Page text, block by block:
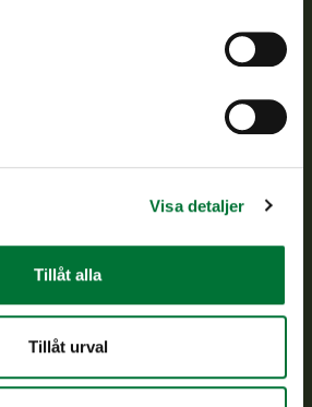
Visa detaljer
Tillåt alla
Tillåt urval
en hållbar vilthushållning, stöder
verksamhet, ser till att viltpolitiken